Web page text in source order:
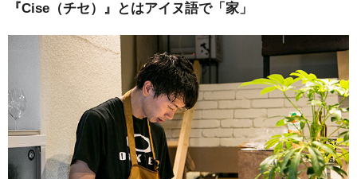
『Cise（チセ）』とはアイヌ語で「家」